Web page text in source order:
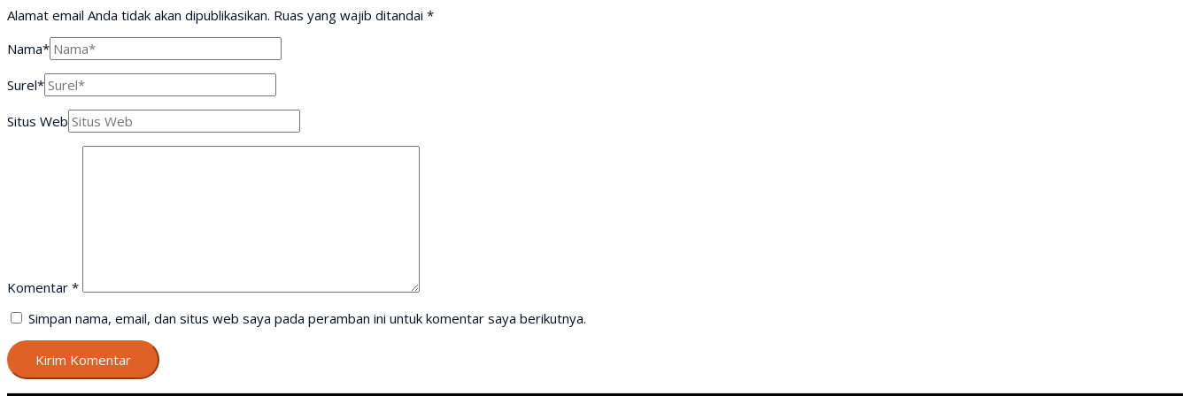
Alamat email Anda tidak akan dipublikasikan. Ruas yang wajib ditandai *
Nama*
Surel*
Situs Web
Komentar *
Simpan nama, email, dan situs web saya pada peramban ini untuk komentar saya berikutnya.